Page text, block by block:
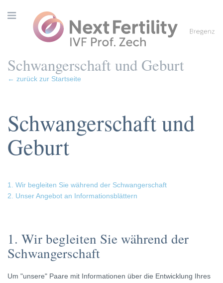
Schwangerschaft und Geburt
← zurück zur Startseite
Schwangerschaft und
Geburt
1. Wir begleiten Sie während der Schwangerschaft
2. Unser Angebot an Informationsblättern
1. Wir begleiten Sie während der
Schwangerschaft
Um "unsere" Paare mit Informationen über die Entwicklung Ihres